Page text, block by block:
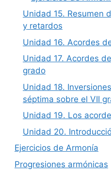
Unidad 15. Resumen
y retardos
Unidad 16. Acordes
Unidad 17. Acordes
grado
Unidad 18.
séptima sobre el VII
Unidad 19. Los
Unidad 20.
Ejercicios de Armonía
Progresiones armónicas